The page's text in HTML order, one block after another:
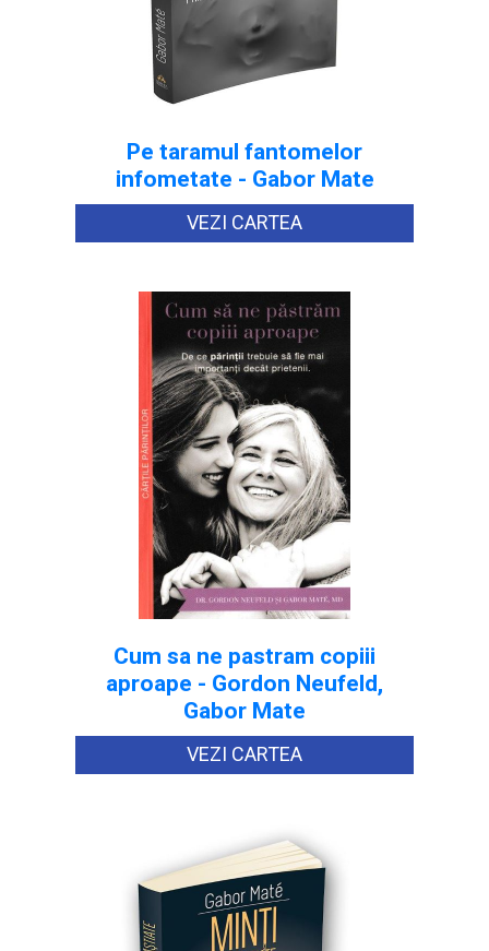
Pe taramul fantomelor
infometate - Gabor Mate
VEZI CARTEA
Cum sa ne pastram copiii
aproape - Gordon Neufeld,
Gabor Mate
VEZI CARTEA